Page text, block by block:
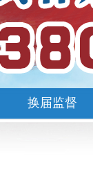
换届监督